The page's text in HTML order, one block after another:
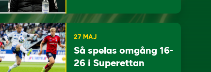
27 MAJ
Så spelas omgång 16-
26 i Superettan